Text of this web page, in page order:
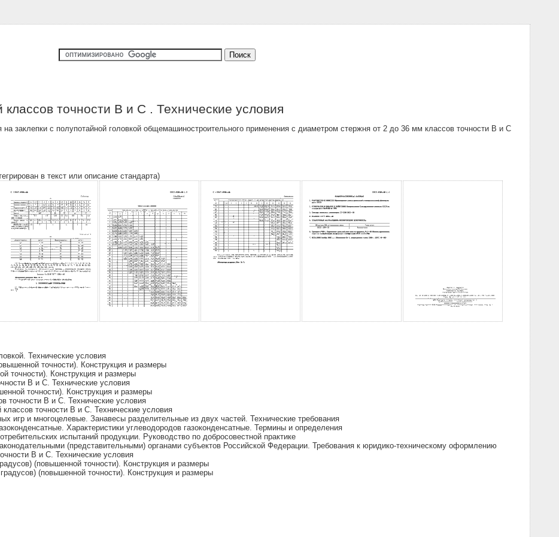
классов точности В и С . Технические условия
на заклепки с полупотайной головкой общемашиностроительного применения с диаметром стержня от 2 до 36 мм классов точности В и С
в текст или описание стандарта)
Технические условия
точности). Конструкция и размеры
точности). Конструкция и размеры
В и С. Технические условия
точности). Конструкция и размеры
точности В и С. Технические условия
классов точности В и С. Технические условия
игр и многоцелевые. Занавесы разделительные из двух частей. Технические требования
Характеристики углеводородов газоконденсатные. Термины и определения
испытаний продукции. Руководство по добросовестной практике
(представительными) органами субъектов Российской Федерации. Требования к юридико-техническому оформлению
В и С. Технические условия
(повышенной точности). Конструкция и размеры
(повышенной точности). Конструкция и размеры